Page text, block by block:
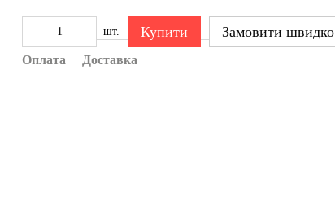
шт. Купити Замовити швидко
Оплата Доставка